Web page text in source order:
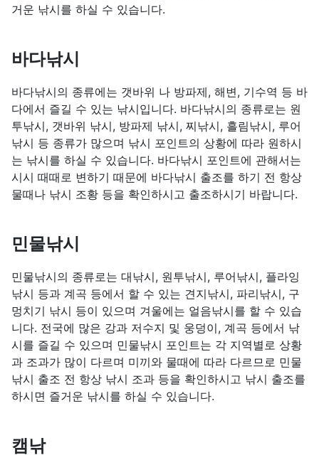
거운 낚시를 하실 수 있습니다.
바다낚시
바다낚시의 종류에는 갯바위 나 방파제, 해변, 기수역 등 바
다에서 즐길 수 있는 낚시입니다. 바다낚시의 종류로는 원
투낚시, 갯바위 낚시, 방파제 낚시, 찌낚시, 흘림낚시, 루어
낚시 등 종류가 많으며 낚시 포인트의 상황에 따라 원하시
는 낚시를 하실 수 있습니다. 바다낚시 포인트에 관해서는
시시 때때로 변하기 때문에 바다낚시 출조를 하기 전 항상
물때나 낚시 조황 등을 확인하시고 출조하시기 바랍니다.
민물낚시
민물낚시의 종류로는 대낚시, 원투낚시, 루어낚시, 플라잉
낚시 등과 계곡 등에서 할 수 있는 견지낚시, 파리낚시, 구
멍치기 낚시 등이 있으며 겨울에는 얼음낚시를 할 수 있습
니다. 전국에 많은 강과 저수지 및 웅덩이, 계곡 등에서 낚
시를 즐길 수 있으며 민물낚시 포인트는 각 지역별로 상황
과 조과가 많이 다르며 미끼와 물때에 따라 다르므로 민물
낚시 출조 전 항상 낚시 조과 등을 확인하시고 낚시 출조를
하시면 즐거운 낚시를 하실 수 있습니다.
캠낚